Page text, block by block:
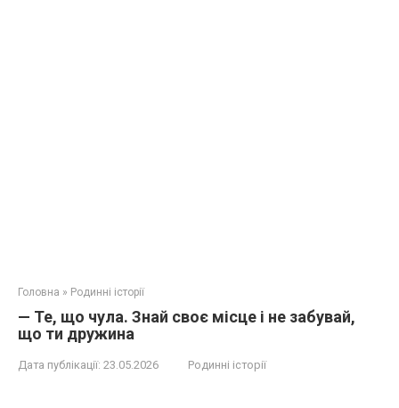
Головна » Родинні історії
— Те, що чула. Знай своє місце і не забувай,
що ти дружина
Дата публікації: 23.05.2026 Родинні історії